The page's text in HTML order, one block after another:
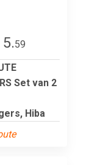
59
Set van 2
Hiba